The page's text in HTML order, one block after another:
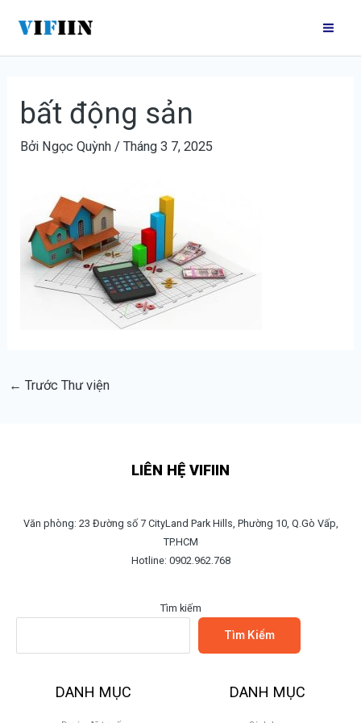
nội
bất động sản
Bởi Ngọc Quỳnh /Tháng 3 7, 2025
hướng
bài
← Trước Thư viện
LIÊN HỆ VIFIIN
Văn phòng: 23 Đường số 7 CityLand Park Hills, Phường 10, Q.Gò Vấp,
TP.HCM
Hotline: 0902.962.768
Tìm kiếm
Tìm Kiếm
DANH MỤC DANH MỤC